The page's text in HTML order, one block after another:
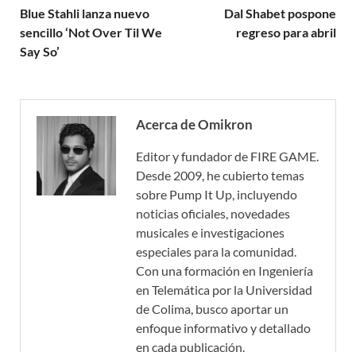
Blue Stahli lanza nuevo
sencillo ‘Not Over Til We
Say So’
Dal Shabet pospone
regreso para abril
Acerca de Omikron
Editor y fundador de FIRE GAME.
Desde 2009, he cubierto temas
sobre Pump It Up, incluyendo
noticias oficiales, novedades
musicales e investigaciones
especiales para la comunidad.
Con una formación en Ingeniería
en Telemática por la Universidad
de Colima, busco aportar un
enfoque informativo y detallado
en cada publicación.